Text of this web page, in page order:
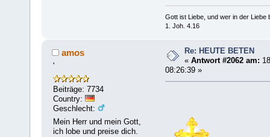
Gott ist Liebe, und wer in der Liebe
1. Joh. 4.16
amos
'
Beiträge: 7734
Country:
Geschlecht:
Mein Herr und mein Gott,
ich lobe und preise dich.
Re: HEUTE BETEN
«Antwort #2062 am:
08:26:39 »